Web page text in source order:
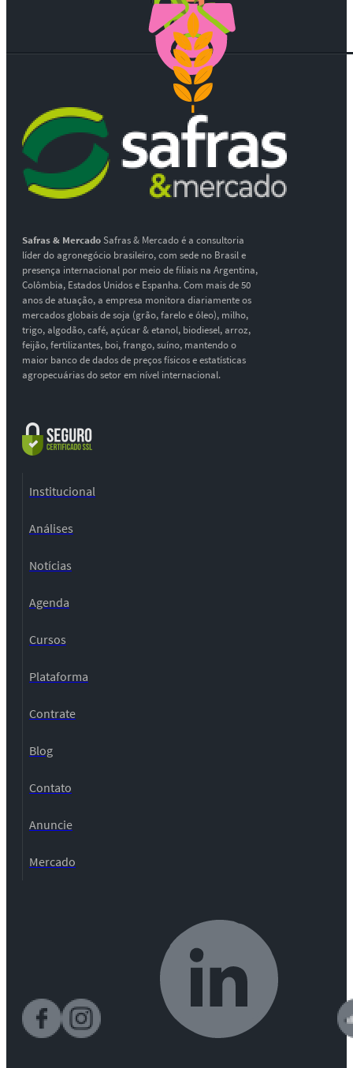
Safras & MercadoSafras & Mercado é a consultoria
líder do agronegócio brasileiro, com sede no Brasil e
presença internacional por meio de filiais na Argentina,
Colômbia, Estados Unidos e Espanha. Com mais de 50
anos de atuação, a empresa monitora diariamente os
mercados globais de soja (grão, farelo e óleo), milho,
trigo, algodão, café, açúcar & etanol, biodiesel, arroz,
feijão, fertilizantes, boi, frango, suíno, mantendo o
maior banco de dados de preços físicos e estatísticas
agropecuárias do setor em nível internacional.
Institucional
Análises
Notícias
Agenda
Cursos
Plataforma
Contrate
Blog
Contato
Anuncie
Mercado